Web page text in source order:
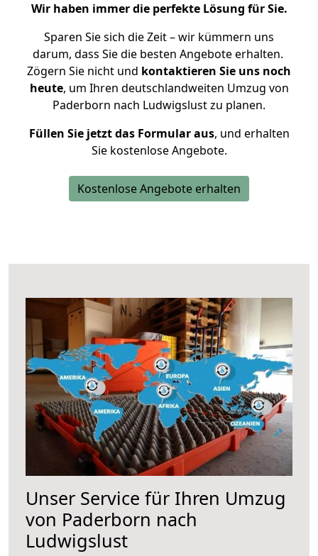
Wir haben immer die perfekte Lösung für Sie.
Sparen Sie sich die Zeit – wir kümmern uns
darum, dass Sie die besten Angebote erhalten.
Zögern Sie nicht und kontaktieren Sie uns noch
heute, um Ihren deutschlandweiten Umzug von
Paderborn nach Ludwigslust zu planen.
Füllen Sie jetzt das Formular aus, und erhalten
Sie kostenlose Angebote.
Kostenlose Angebote erhalten
Unser Service für Ihren Umzug
von Paderborn nach
Ludwigslust